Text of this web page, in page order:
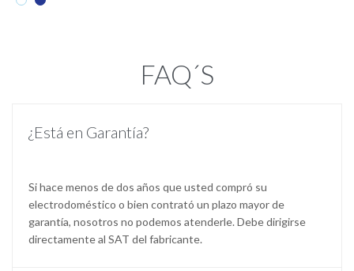
FAQ´S
¿Está en Garantía?
Si hace menos de dos años que usted compró su
electrodoméstico o bien contrató un plazo mayor de
garantía, nosotros no podemos atenderle. Debe dirigirse
directamente al SAT del fabricante.